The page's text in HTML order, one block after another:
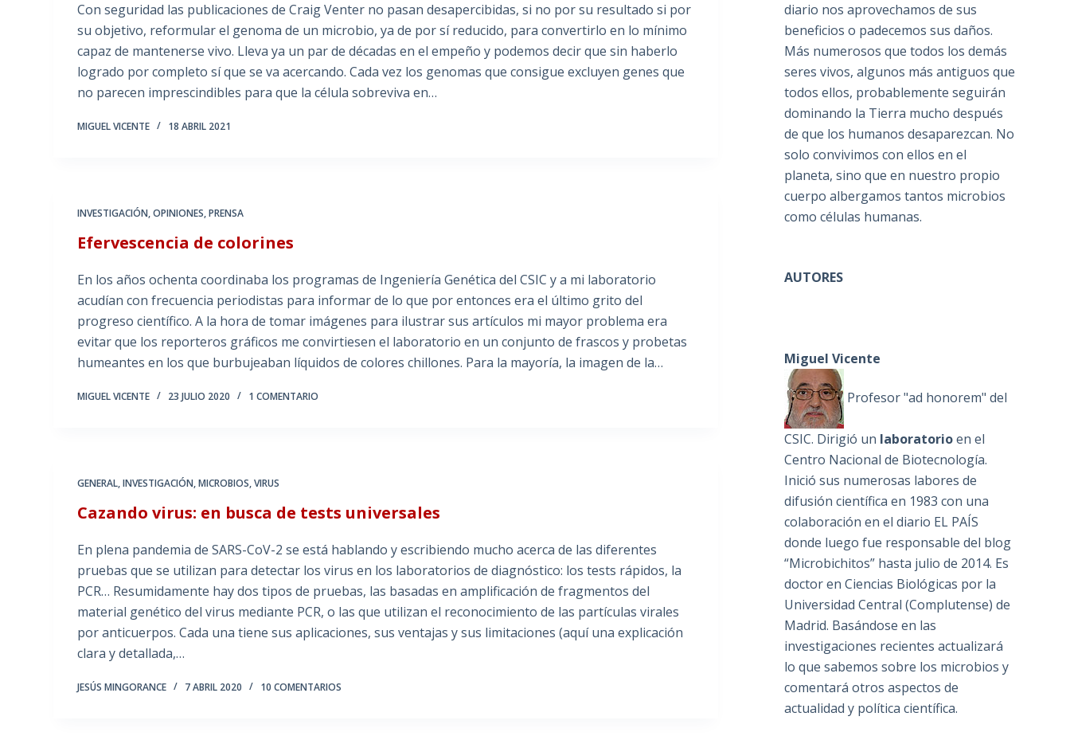
Con seguridad las publicaciones de Craig Venter no pasan desapercibidas, si no por su resultado si por
su objetivo, reformular el genoma de un microbio, ya de por sí reducido, para convertirlo en lo mínimo
capaz de mantenerse vivo. Lleva ya un par de décadas en el empeño y podemos decir que sin haberlo
logrado por completo sí que se va acercando. Cada vez los genomas que consigue excluyen genes que
no parecen imprescindibles para que la célula sobreviva en…
MIGUEL VICENTE 18 ABRIL 2021
INVESTIGACIÓN,OPINIONES,PRENSA
Efervescencia de colorines
En los años ochenta coordinaba los programas de Ingeniería Genética del CSIC y a mi laboratorio
acudían con frecuencia periodistas para informar de lo que por entonces era el último grito del
progreso científico. A la hora de tomar imágenes para ilustrar sus artículos mi mayor problema era
evitar que los reporteros gráficos me convirtiesen el laboratorio en un conjunto de frascos y probetas
humeantes en los que burbujeaban líquidos de colores chillones. Para la mayoría, la imagen de la…
MIGUEL VICENTE 23 JULIO 2020 1 COMENTARIO
GENERAL,INVESTIGACIÓN,MICROBIOS,VIRUS
Cazando virus: en busca de tests universales
En plena pandemia de SARS-CoV-2 se está hablando y escribiendo mucho acerca de las diferentes
pruebas que se utilizan para detectar los virus en los laboratorios de diagnóstico: los tests rápidos, la
PCR… Resumidamente hay dos tipos de pruebas, las basadas en amplificación de fragmentos del
material genético del virus mediante PCR, o las que utilizan el reconocimiento de las partículas virales
por anticuerpos. Cada una tiene sus aplicaciones, sus ventajas y sus limitaciones (aquí una explicación
clara y detallada,…
JESÚS MINGORANCE 7 ABRIL 2020 10 COMENTARIOS
diario nos aprovechamos de sus
beneficios o padecemos sus daños.
Más numerosos que todos los demás
seres vivos, algunos más antiguos que
todos ellos, probablemente seguirán
dominando la Tierra mucho después
de que los humanos desaparezcan. No
solo convivimos con ellos en el
planeta, sino que en nuestro propio
cuerpo albergamos tantos microbios
como células humanas.
AUTORES
Miguel Vicente
Profesor "ad honorem" del
CSIC. Dirigió un laboratorioen el
Centro Nacional de Biotecnología.
Inició sus numerosas labores de
difusión científica en 1983 con una
colaboración en el diario EL PAÍS
donde luego fue responsable del blog
“Microbichitos” hasta julio de 2014. Es
doctor en Ciencias Biológicas por la
Universidad Central (Complutense) de
Madrid. Basándose en las
investigaciones recientes actualizará
lo que sabemos sobre los microbios y
comentará otros aspectos de
actualidad y política científica.